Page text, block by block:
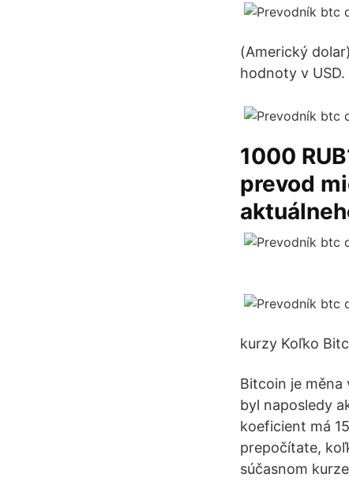
(Americký
hodnoty v USD.
1000
prevod
kurzy Koľko
Bitcoin je měna
byl naposledy
koeficient má
prepočítate,
súčasnom